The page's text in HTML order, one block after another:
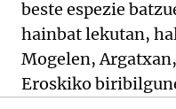
beste espezie
hainbat lekutan,
Mogelen,
Eroskiko